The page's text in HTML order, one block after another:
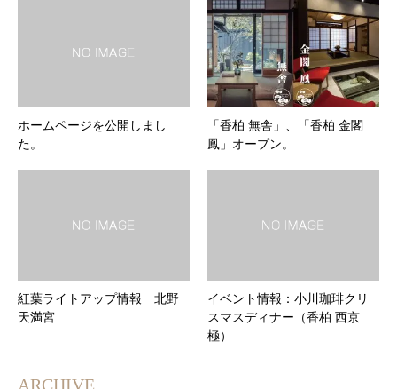
ホームページを公開しまし
た。
「香柏 無舎」、「香柏 金閣
鳳」オープン。
紅葉ライトアップ情報 北野
天満宮
イベント情報：小川珈琲クリ
スマスディナー（香柏 西京
極）
ARCHIVE